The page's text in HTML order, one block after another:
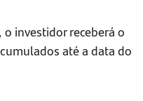
investidor receberá o
até a data do